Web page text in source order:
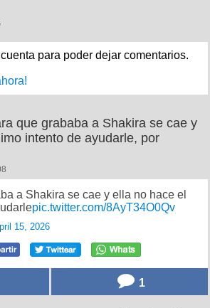
para poder dejar comentarios.
que grababa a Shakira se cae y
intento de ayudarle, por
a Shakira se cae y ella no hace el
pic.twitter.com/8AyT34O0Qv
15, 2026
1